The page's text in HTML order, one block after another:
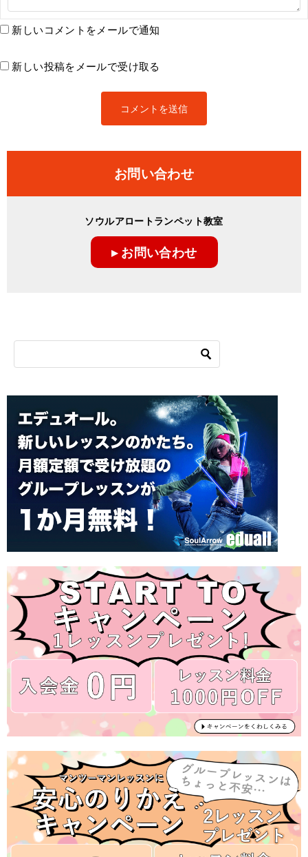
新しいコメントをメールで通知
新しい投稿をメールで受け取る
お問い合わせ
ソウルアロートランペット教室
▸ お問い合わせ